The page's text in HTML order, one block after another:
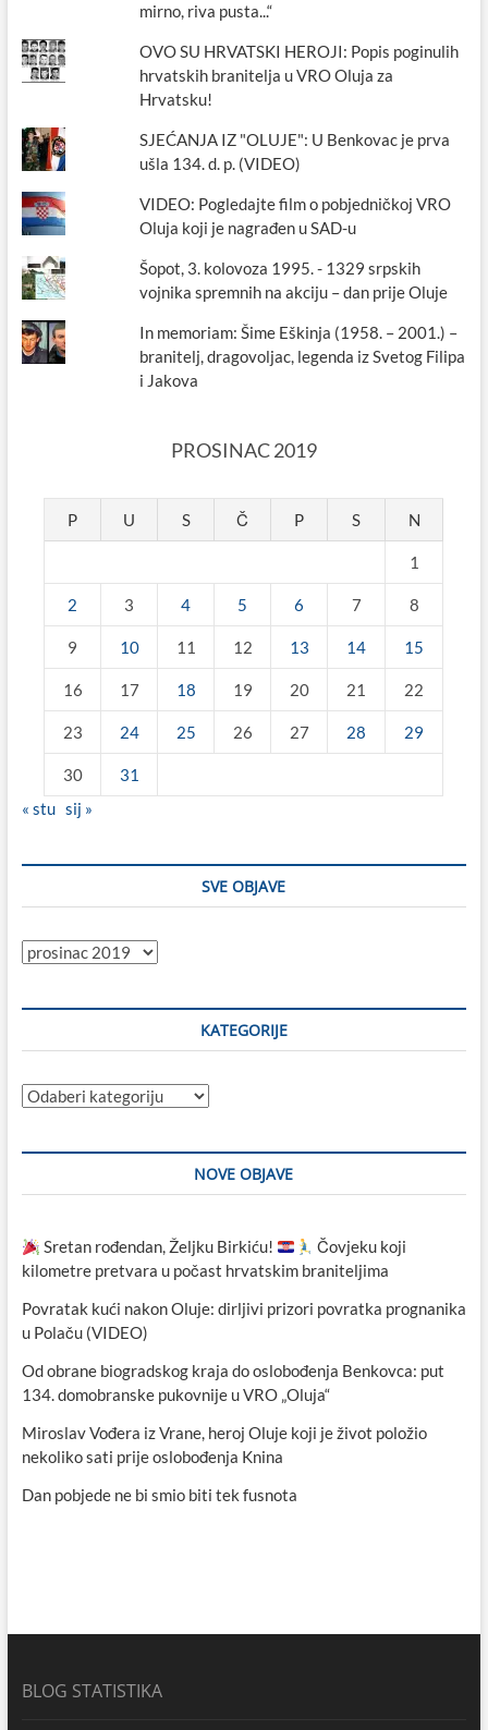
mirno, riva pusta...“
OVO SU HRVATSKI HEROJI: Popis poginulih
hrvatskih branitelja u VRO Oluja za
Hrvatsku!
SJEĆANJA IZ "OLUJE": U Benkovac je prva
ušla 134. d. p. (VIDEO)
VIDEO: Pogledajte film o pobjedničkoj VRO
Oluja koji je nagrađen u SAD-u
Šopot, 3. kolovoza 1995. - 1329 srpskih
vojnika spremnih na akciju – dan prije Oluje
In memoriam: Šime Eškinja (1958. – 2001.) –
branitelj, dragovoljac, legenda iz Svetog Filipa
i Jakova
PROSINAC 2019
P U S Č P S N
1
2 3 4 5 6 7 8
9 10 11 12 13 14 15
16 17 18 19 20 21 22
23 24 25 26 27 28 29
30
31
« stu sij »
SVE OBJAVE
Sve
KATEGORIJE
Kategorije
NOVE OBJAVE
Sretan rođendan, Željku Birkiću!
Čovjeku koji
kilometre pretvara u počast hrvatskim braniteljima
Povratak kući nakon Oluje: dirljivi prizori povratka prognanika
u Polaču (VIDEO)
Od obrane biogradskog kraja do oslobođenja Benkovca: put
134. domobranske pukovnije u VRO „Oluja“
Miroslav Vođera iz Vrane, heroj Oluje koji je život položio
nekoliko sati prije oslobođenja Knina
Dan pobjede ne bi smio biti tek fusnota
BLOG STATISTIKA